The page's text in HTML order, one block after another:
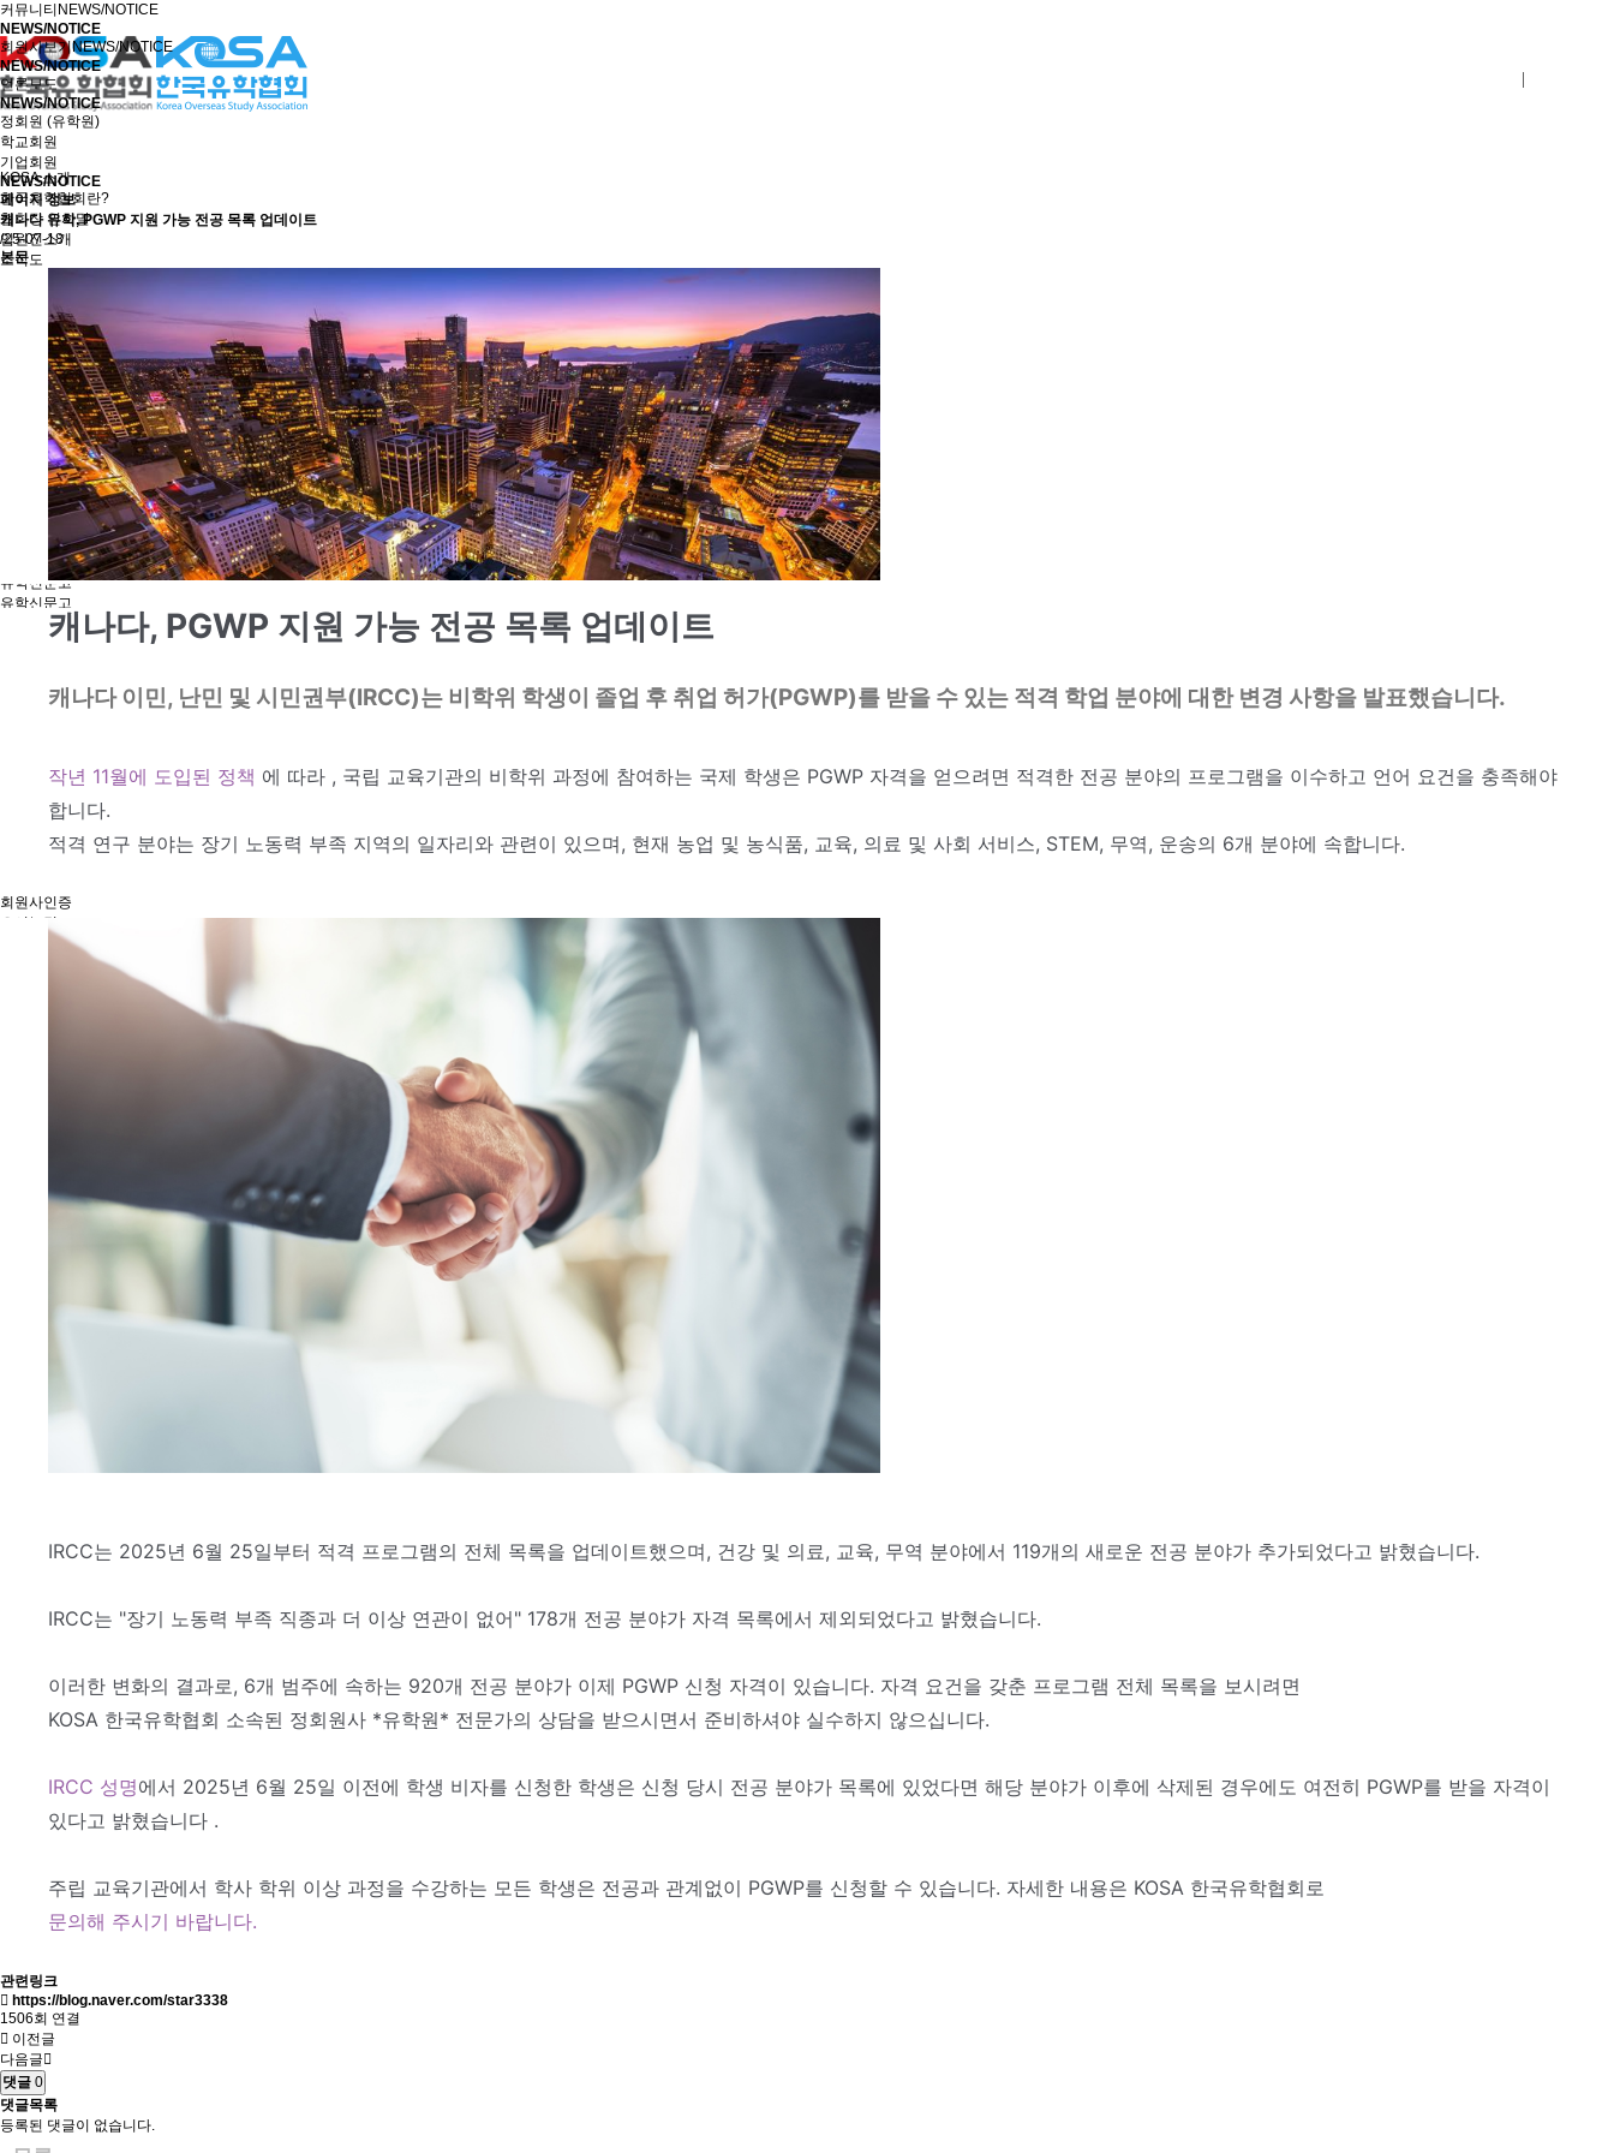
KOSA 소개
한국유학협회란?
협회장 인사말
임원진소개
조직도
윤리강령
절차대행 표준약관
회원사인증
오시는길
회원사보기
정회원(유학원)
학교회원
기업회원
학교인증제
학교인증제란
KOSA AWARD
유학프로그램
유학프로그램
유학신문고
유학신문고
커뮤니티
NEWS/NOTICE
메뉴 백그라운드
임원진소개
역대회장단
회칙/정관
회원사인증
오시는길
회원사보기
정회원(유학원)
커뮤니티 NEWS/NOTICE
NEWS/NOTICE
회원사보기NEWS/NOTICE
NEWS/NOTICE
언론보도
NEWS/NOTICE
정회원 (유학원)
학교회원
기업회원
NEWS/NOTICE
페이지 정보
캐나다 유학, PGWP 지원 가능 전공 목록 업데이트
/25-07-18
본문
캐나다, PGWP 지원 가능 전공 목록 업데이트
캐나다 이민, 난민 및 시민권부(IRCC)는 비학위 학생이 졸업 후 취업 허가(PGWP)를 받을 수 있는 적격 학업 분야에 대한 변경 사항을 발표했습니다.
작년 11월에 도입된 정책 에 따라 , 국립 교육기관의 비학위 과정에 참여하는 국제 학생은 PGWP 자격을 얻으려면 적격한 전공 분야의 프로그램을 이수하고 언어 요건을 충족해야
합니다.
적격 연구 분야는 장기 노동력 부족 지역의 일자리와 관련이 있으며, 현재 농업 및 농식품, 교육, 의료 및 사회 서비스, STEM, 무역, 운송의 6개 분야에 속합니다.
IRCC는 2025년 6월 25일부터 적격 프로그램의 전체 목록을 업데이트했으며, 건강 및 의료, 교육, 무역 분야에서 119개의 새로운 전공 분야가 추가되었다고 밝혔습니다.
IRCC는 "장기 노동력 부족 직종과 더 이상 연관이 없어" 178개 전공 분야가 자격 목록에서 제외되었다고 밝혔습니다.
이러한 변화의 결과로, 6개 범주에 속하는 920개 전공 분야가 이제 PGWP 신청 자격이 있습니다. 자격 요건을 갖춘 프로그램 전체 목록을 보시려면
KOSA 한국유학협회 소속된 정회원사 *유학원* 전문가의 상담을 받으시면서 준비하셔야 실수하지 않으십니다.
IRCC 성명에서 2025년 6월 25일 이전에 학생 비자를 신청한 학생은 신청 당시 전공 분야가 목록에 있었다면 해당 분야가 이후에 삭제된 경우에도 여전히 PGWP를 받을 자격이
있다고 밝혔습니다 .
주립 교육기관에서 학사 학위 이상 과정을 수강하는 모든 학생은 전공과 관계없이 PGWP를 신청할 수 있습니다. 자세한 내용은 KOSA 한국유학협회로
문의해 주시기 바랍니다.
관련링크
https://blog.naver.com/star3338
1506회 연결
이전글
다음글
댓글 0
댓글목록
등록된 댓글이 없습니다.